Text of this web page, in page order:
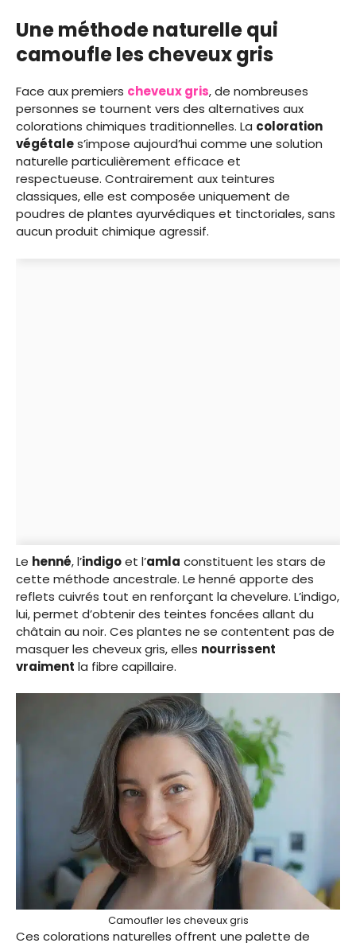
Une méthode naturelle qui
camoufle les cheveux gris
Face aux premiers cheveux gris, de nombreuses
personnes se tournent vers des alternatives aux
colorations chimiques traditionnelles. La coloration
végétales’impose aujourd’hui comme une solution
naturelle particulièrement efficace et
respectueuse. Contrairement aux teintures
classiques, elle est composée uniquement de
poudres de plantes ayurvédiques et tinctoriales, sans
aucun produit chimique agressif.
Le henné, l’indigoet l’amla constituent les stars de
cette méthode ancestrale. Le henné apporte des
reflets cuivrés tout en renforçant la chevelure. L’indigo,
lui, permet d’obtenir des teintes foncées allant du
châtain au noir. Ces plantes ne se contentent pas de
masquer les cheveux gris, elles nourrissent
vraiment la fibre capillaire.
Camoufler les cheveux gris
Ces colorations naturelles offrent une palette de